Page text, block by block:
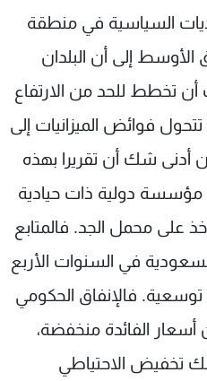
السياسية في منطقة
إلى أن البلدان
أن تخطط للحد من الارتفاع
فوائض الميزانيات إلى
عام 2017 . بدون أدنى شك أن تقريرا بهذه
مؤسسة دولية ذات حيادية
على محمل الجد. فالمتابع
في السنوات الأربع
فالإنفاق الحكومي
الفائدة منخفضة،
تخفيض الاحتياطي
معنا
الإسـتخدام
الخصوصية